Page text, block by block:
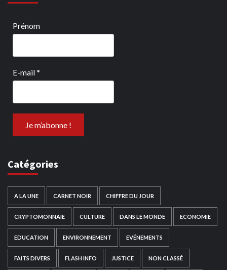
Prénom
E-mail*
Catégories
A LA UNE CARNET NOIR CHIFFRE DU JOUR
CRYPTOMONNAIE CULTURE DANS LE MONDE ECONOMIE
EDUCATION ENVIRONNEMENT EVÉNEMENTS
FAITS DIVERS FLASH INFO JUSTICE NON CLASSÉ